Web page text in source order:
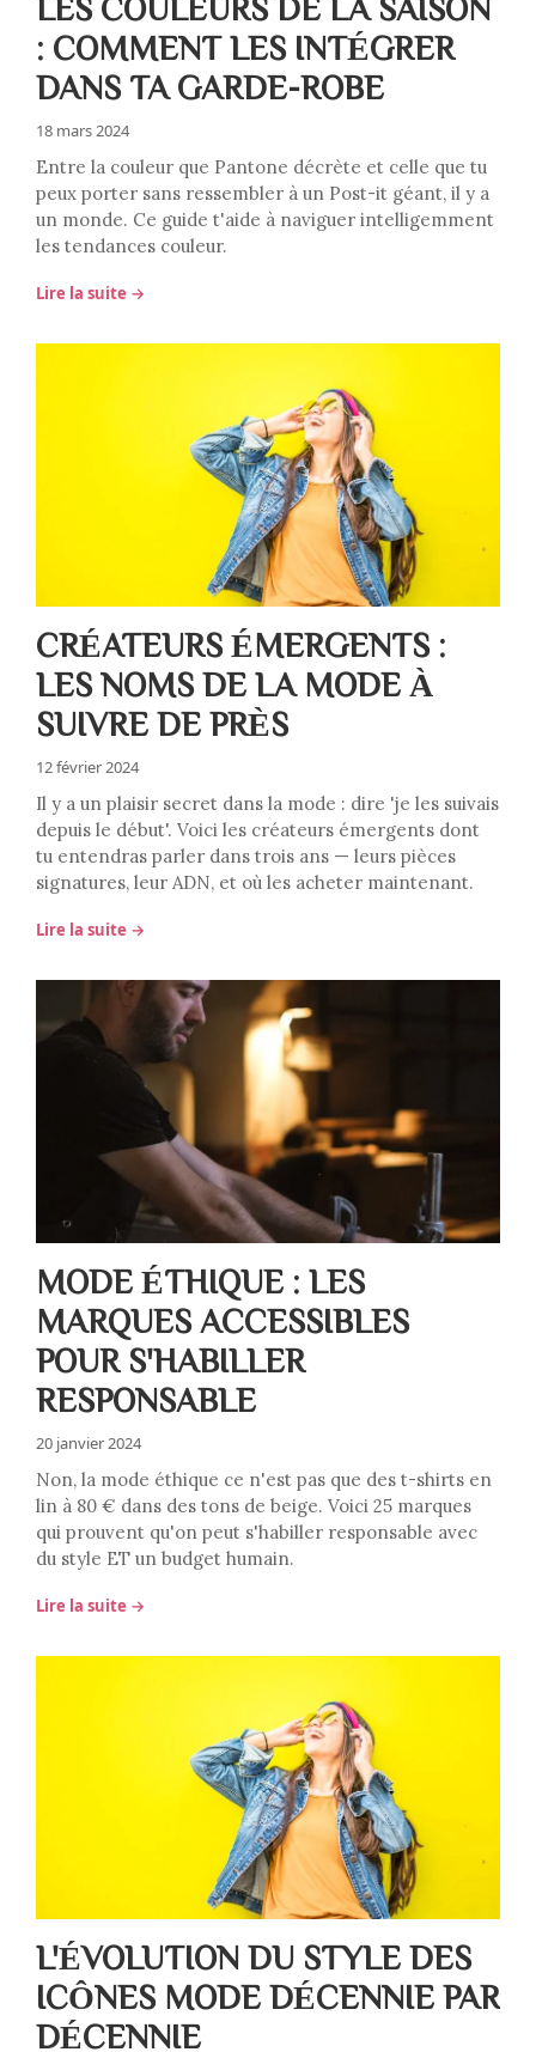
LES COULEURS DE LA SAISON
: COMMENT LES INTÉGRER
DANS TA GARDE-ROBE
18 mars 2024
Entre la couleur que Pantone décrète et celle que tu
peux porter sans ressembler à un Post-it géant, il y a
un monde. Ce guide t'aide à naviguer intelligemment
les tendances couleur.
Lire la suite →
CRÉATEURS ÉMERGENTS :
LES NOMS DE LA MODE À
SUIVRE DE PRÈS
12 février 2024
Il y a un plaisir secret dans la mode : dire 'je les suivais
depuis le début'. Voici les créateurs émergents dont
tu entendras parler dans trois ans — leurs pièces
signatures, leur ADN, et où les acheter maintenant.
Lire la suite →
MODE ÉTHIQUE : LES
MARQUES ACCESSIBLES
POUR S'HABILLER
RESPONSABLE
20 janvier 2024
Non, la mode éthique ce n'est pas que des t-shirts en
lin à 80 € dans des tons de beige. Voici 25 marques
qui prouvent qu'on peut s'habiller responsable avec
du style ET un budget humain.
Lire la suite →
L'ÉVOLUTION DU STYLE DES
ICÔNES MODE DÉCENNIE PAR
DÉCENNIE